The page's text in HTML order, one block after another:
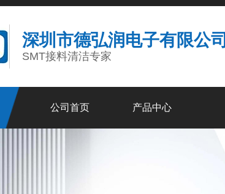
深圳市德弘润电子有限公司
SMT接料清洁专家
公司首页 产品中心